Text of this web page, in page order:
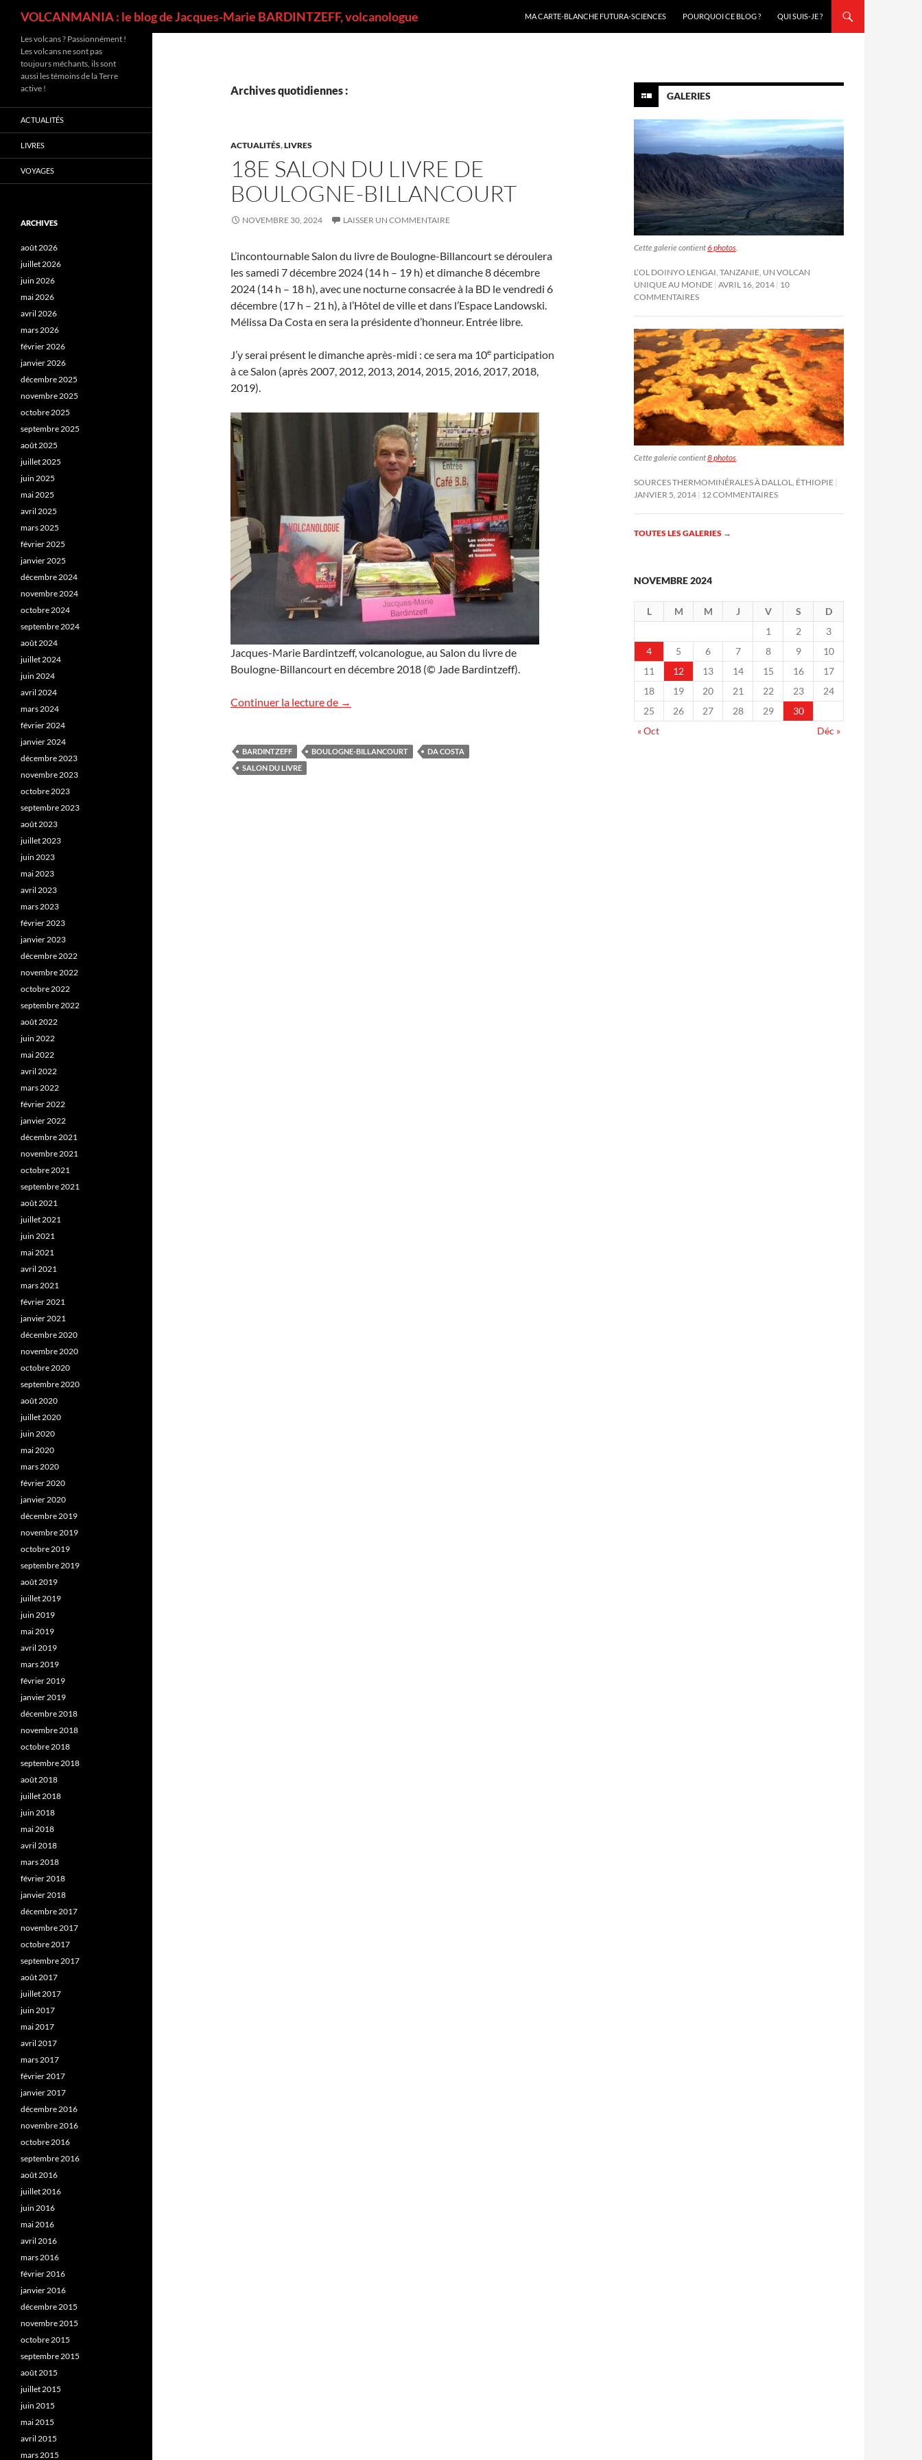
VOLCANMANIA : le blog de Jacques-Marie BARDINTZEFF, volcanologue
MA CARTE-BLANCHE FUTURA-SCIENCES
POURQUOI CE BLOG ? QUI SUIS-JE ?
Archives quotidiennes :
ACTUALITÉS,LIVRES
18E SALON DU LIVRE DE
BOULOGNE-BILLANCOURT
NOVEMBRE 30, 2024 LAISSER UN COMMENTAIRE
L’incontournable Salon du livre de Boulogne-Billancourt se déroulera
les samedi 7 décembre 2024 (14 h – 19 h) et dimanche 8 décembre
2024 (14 h – 18 h), avec une nocturne consacrée à la BD le vendredi 6
décembre (17 h – 21 h), à l’Hôtel de ville et dans l’Espace Landowski.
Mélissa Da Costa en sera la présidente d’honneur. Entrée libre.
J’y serai présent le dimanche après-midi : ce sera ma 10e participation
à ce Salon (après 2007, 2012, 2013, 2014, 2015, 2016, 2017, 2018,
2019).
Jacques-Marie Bardintzeff, volcanologue, au Salon du livre de
Boulogne-Billancourt en décembre 2018 (© Jade Bardintzeff).
Continuer la lecture de 18e Salon du livre de Boulogne-Billancourt
→
BARDINTZEFF BOULOGNE-BILLANCOURT
DA COSTA
SALON DU LIVRE
GALERIES
Cette galerie contient6 photos.
L’OL DOINYO LENGAI, TANZANIE, UN VOLCAN
UNIQUE AU MONDE AVRIL 16, 2014 10
COMMENTAIRES
Cette galerie contient8 photos
SOURCES THERMOMINÉRALES À DALLOL, ÉTHIOPIE
JANVIER 5, 2014 12 COMMENTAIRES
TOUTES LES GALERIES →
NOVEMBRE 2024
L M M J V S
D
1
2
3
4
5 6 7 8 9
10
11
12 13 14 15 16
17
18
19 20 21 22 23
24
25
26 27 28 29
30
« Oct
Déc »
Les volcans ? Passionnément !
Les volcans ne sont pas
toujours méchants, ils sont
aussi les témoins de la Terre
active !
ACTUALITÉS
LIVRES
VOYAGES
ARCHIVES
août 2026
juillet 2026
juin 2026
mai 2026
avril 2026
mars 2026
février 2026
janvier 2026
décembre 2025
novembre 2025
octobre 2025
septembre 2025
août 2025
juillet 2025
juin 2025
mai 2025
avril 2025
mars 2025
février 2025
janvier 2025
décembre 2024
novembre 2024
octobre 2024
septembre 2024
août 2024
juillet 2024
juin 2024
avril 2024
mars 2024
février 2024
janvier 2024
décembre 2023
novembre 2023
octobre 2023
septembre 2023
août 2023
juillet 2023
juin 2023
mai 2023
avril 2023
mars 2023
février 2023
janvier 2023
décembre 2022
novembre 2022
octobre 2022
septembre 2022
août 2022
juin 2022
mai 2022
avril 2022
mars 2022
février 2022
janvier 2022
décembre 2021
novembre 2021
octobre 2021
septembre 2021
août 2021
juillet 2021
juin 2021
mai 2021
avril 2021
mars 2021
février 2021
janvier 2021
décembre 2020
novembre 2020
octobre 2020
septembre 2020
août 2020
juillet 2020
juin 2020
mai 2020
mars 2020
février 2020
janvier 2020
décembre 2019
novembre 2019
octobre 2019
septembre 2019
août 2019
juillet 2019
juin 2019
mai 2019
avril 2019
mars 2019
février 2019
janvier 2019
décembre 2018
novembre 2018
octobre 2018
septembre 2018
août 2018
juillet 2018
juin 2018
mai 2018
avril 2018
mars 2018
février 2018
janvier 2018
décembre 2017
novembre 2017
octobre 2017
septembre 2017
août 2017
juillet 2017
juin 2017
mai 2017
avril 2017
mars 2017
février 2017
janvier 2017
décembre 2016
novembre 2016
octobre 2016
septembre 2016
août 2016
juillet 2016
juin 2016
mai 2016
avril 2016
mars 2016
février 2016
janvier 2016
décembre 2015
novembre 2015
octobre 2015
septembre 2015
août 2015
juillet 2015
juin 2015
mai 2015
avril 2015
mars 2015